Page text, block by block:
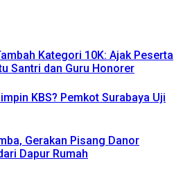
Kategori 10K: Ajak Peserta
Santri dan Guru Honorer
KBS? Pemkot Surabaya Uji
Gerakan Pisang Danor
Dapur Rumah